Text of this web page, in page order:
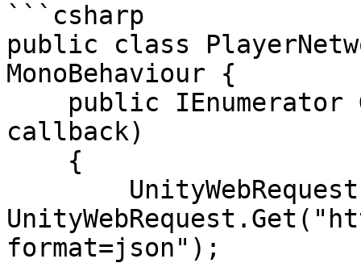
```csharp
public class
MonoBehaviour {
callback)
format=json");